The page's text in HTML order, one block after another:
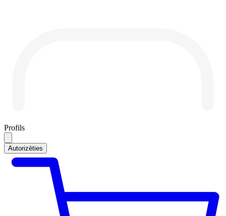
Profils
Autorizēties